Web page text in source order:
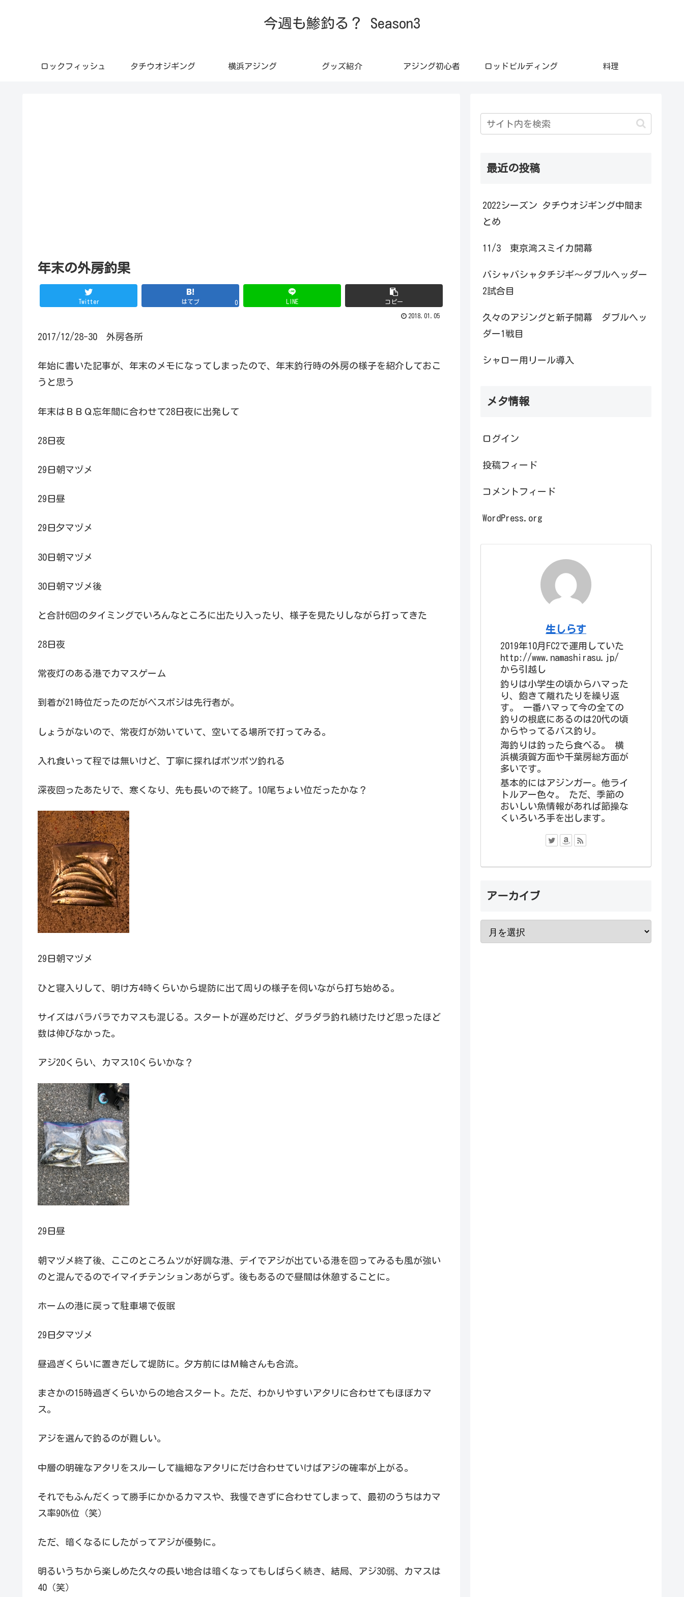
今週も鯵釣る？ Season3
ロックフィッシュ タチウオジギング 横浜アジング グッズ紹介 アジング初心者 ロッドビルディング 料理
年末の外房釣果
Twitter はてブ 0 LINE コピー
2018.01.05
2017/12/28-30 外房各所
年始に書いた記事が、年末のメモになってしまったので、年末釣行時の外房の様子を紹介しておこ
うと思う
年末はＢＢＱ忘年間に合わせて28日夜に出発して
28日夜
29日朝マヅメ
29日昼
29日夕マヅメ
30日朝マヅメ
30日朝マヅメ後
と合計6回のタイミングでいろんなところに出たり入ったり、様子を見たりしながら打ってきた
28日夜
常夜灯のある港でカマスゲーム
到着が21時位だったのだがベスポジは先行者が。
しょうがないので、常夜灯が効いていて、空いてる場所で打ってみる。
入れ食いって程では無いけど、丁寧に探ればポツポツ釣れる
深夜回ったあたりで、寒くなり、先も長いので終了。10尾ちょい位だったかな？
29日朝マヅメ
ひと寝入りして、明け方4時くらいから堤防に出て周りの様子を伺いながら打ち始める。
サイズはバラバラでカマスも混じる。スタートが遅めだけど、ダラダラ釣れ続けたけど思ったほど
数は伸びなかった。
アジ20くらい、カマス10くらいかな？
29日昼
朝マヅメ終了後、ここのところムツが好調な港、デイでアジが出ている港を回ってみるも風が強い
のと混んでるのでイマイチテンションあがらず。後もあるので昼間は休憩することに。
ホームの港に戻って駐車場で仮眠
29日夕マヅメ
昼過ぎくらいに置きだして堤防に。夕方前にはＭ輪さんも合流。
まさかの15時過ぎくらいからの地合スタート。ただ、わかりやすいアタリに合わせてもほぼカマ
ス。
アジを選んで釣るのが難しい。
中層の明確なアタリをスルーして繊細なアタリにだけ合わせていけばアジの確率が上がる。
それでもふんだくって勝手にかかるカマスや、我慢できずに合わせてしまって、最初のうちはカマ
ス率90%位（笑）
ただ、暗くなるにしたがってアジが優勢に。
明るいうちから楽しめた久々の長い地合は暗くなってもしばらく続き、結局、アジ30弱、カマスは
40（笑）
最近の投稿
2022シーズン タチウオジギング中間ま
とめ
11/3 東京湾スミイカ開幕
バシャバシャタチジギ～ダブルヘッダー
2試合目
久々のアジングと新子開幕 ダブルヘッ
ダー1戦目
シャロー用リール導入
メタ情報
ログイン
投稿フィード
コメントフィード
WordPress.org
生しらす
2019年10月FC2で運用していた
http://www.namashirasu.jp/
から引越し
釣りは小学生の頃からハマった
り、飽きて離れたりを繰り返
す。 一番ハマって今の全ての
釣りの根底にあるのは20代の頃
からやってるバス釣り。
海釣りは釣ったら食べる。 横
浜横須賀方面や千葉房総方面が
多いです。
基本的にはアジンガー。他ライ
トルアー色々。 ただ、季節の
おいしい魚情報があれば節操な
くいろいろ手を出します。
アーカイブ